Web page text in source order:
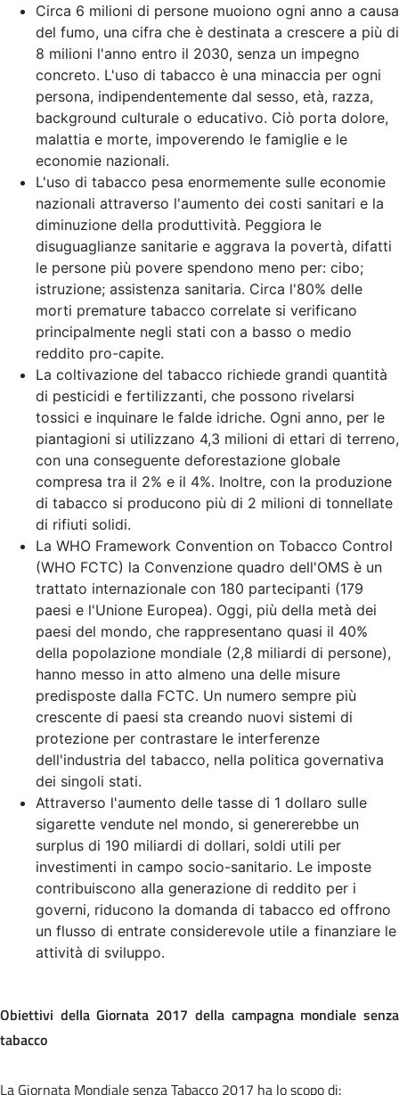
Circa 6 milioni di persone muoiono ogni anno a causa
del fumo, una cifra che è destinata a crescere a più di
8 milioni l'anno entro il 2030, senza un impegno
concreto. L'uso di tabacco è una minaccia per ogni
persona, indipendentemente dal sesso, età, razza,
background culturale o educativo. Ciò porta dolore,
malattia e morte, impoverendo le famiglie e le
economie nazionali.
L'uso di tabacco pesa enormemente sulle economie
nazionali attraverso l'aumento dei costi sanitari e la
diminuzione della produttività. Peggiora le
disuguaglianze sanitarie e aggrava la povertà, difatti
le persone più povere spendono meno per: cibo;
istruzione; assistenza sanitaria. Circa l'80% delle
morti premature tabacco correlate si verificano
principalmente negli stati con a basso o medio
reddito pro-capite.
La coltivazione del tabacco richiede grandi quantità
di pesticidi e fertilizzanti, che possono rivelarsi
tossici e inquinare le falde idriche. Ogni anno, per le
piantagioni si utilizzano 4,3 milioni di ettari di terreno,
con una conseguente deforestazione globale
compresa tra il 2% e il 4%. Inoltre, con la produzione
di tabacco si producono più di 2 milioni di tonnellate
di rifiuti solidi.
La WHO Framework Convention on Tobacco Control
(WHO FCTC) la Convenzione quadro dell'OMS è un
trattato internazionale con 180 partecipanti (179
paesi e l'Unione Europea). Oggi, più della metà dei
paesi del mondo, che rappresentano quasi il 40%
della popolazione mondiale (2,8 miliardi di persone),
hanno messo in atto almeno una delle misure
predisposte dalla FCTC. Un numero sempre più
crescente di paesi sta creando nuovi sistemi di
protezione per contrastare le interferenze
dell'industria del tabacco, nella politica governativa
dei singoli stati.
Attraverso l'aumento delle tasse di 1 dollaro sulle
sigarette vendute nel mondo, si genererebbe un
surplus di 190 miliardi di dollari, soldi utili per
investimenti in campo socio-sanitario. Le imposte
contribuiscono alla generazione di reddito per i
governi, riducono la domanda di tabacco ed offrono
un flusso di entrate considerevole utile a finanziare le
attività di sviluppo.
Obiettivi della Giornata 2017 della campagna mondiale senza
tabacco
La Giornata Mondiale senza Tabacco 2017 ha lo scopo di: